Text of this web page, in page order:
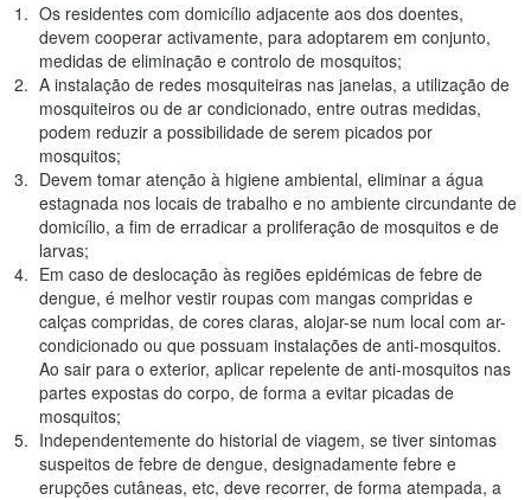
Os residentes com domicílio adjacente aos dos doentes,
devem cooperar activamente, para adoptarem em conjunto,
medidas de eliminação e controlo de mosquitos;
A instalação de redes mosquiteiras nas janelas, a utilização de
mosquiteiros ou de ar condicionado, entre outras medidas,
podem reduzir a possibilidade de serem picados por
mosquitos;
Devem tomar atenção à higiene ambiental, eliminar a água
estagnada nos locais de trabalho e no ambiente circundante de
domicílio, a fim de erradicar a proliferação de mosquitos e de
larvas;
Em caso de deslocação às regiões epidémicas de febre de
dengue, é melhor vestir roupas com mangas compridas e
calças compridas, de cores claras, alojar-se num local com ar-
condicionado ou que possuam instalações de anti-mosquitos.
Ao sair para o exterior, aplicar repelente de anti-mosquitos nas
partes expostas do corpo, de forma a evitar picadas de
mosquitos;
Independentemente do historial de viagem, se tiver sintomas
suspeitos de febre de dengue, designadamente febre e
erupções cutâneas, etc, deve recorrer, de forma atempada, a